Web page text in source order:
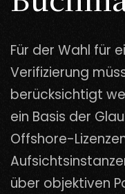
Für der Wahl für
Verifizierung
berücksichtigt
ein Basis der
Offshore-
über objektiven